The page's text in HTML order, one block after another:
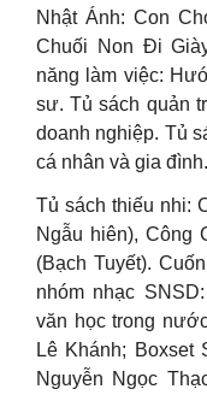
Nhật Ánh: Con
Chuối Non Đi
năng làm việc:
sư. Tủ sách quản
doanh nghiệp. Tủ
cá nhân và gia đình.
Tủ sách thiếu nhi:
Ngẫu hiên), Công
(Bạch Tuyết).
nhóm nhạc
văn học trong
Lê Khánh;
Nguyễn Ngọc